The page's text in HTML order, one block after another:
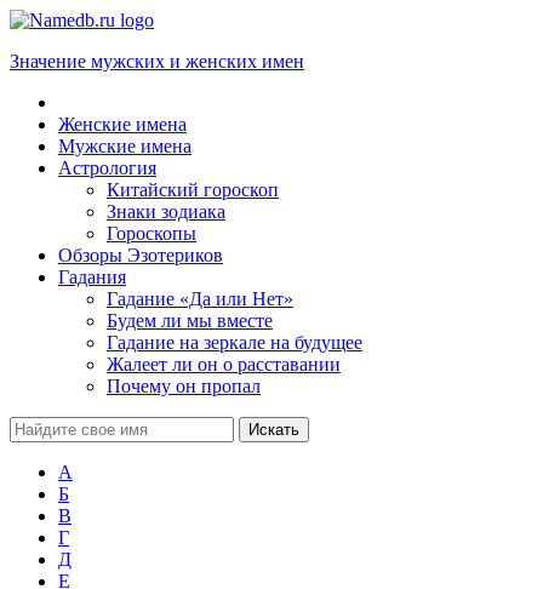
Значение мужских и женских имен
Женские имена
Мужские имена
Астрология
Китайский гороскоп
Знаки зодиака
Гороскопы
Обзоры Эзотериков
Гадания
Гадание «Да или Нет»
Будем ли мы вместе
Гадание на зеркале на будущее
Жалеет ли он о расставании
Почему он пропал
А
Б
В
Г
Д
Е